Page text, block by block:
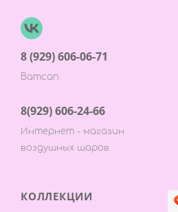
8 (929) 606-06-71
Ватсап
8(929) 606-24-66
Интернет - магазин
воздушных шаров
КОЛЛЕКЦИИ